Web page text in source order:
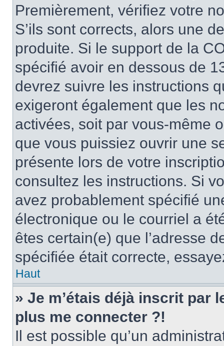
Premièrement, vérifiez votre
S’ils sont corrects, alors une
produite. Si le support de la
spécifié avoir en dessous de
devrez suivre les instructions
exigeront également que les
activées, soit par vous-même
que vous puissiez ouvrir une
présente lors de votre
consultez les instructions. Si
avez probablement spécifié
électronique ou le courriel a
êtes certain(e) que l’adresse
spécifiée était correcte,
Haut
» Je m’étais déjà inscrit par
plus me connecter ?!
Il est possible qu’un